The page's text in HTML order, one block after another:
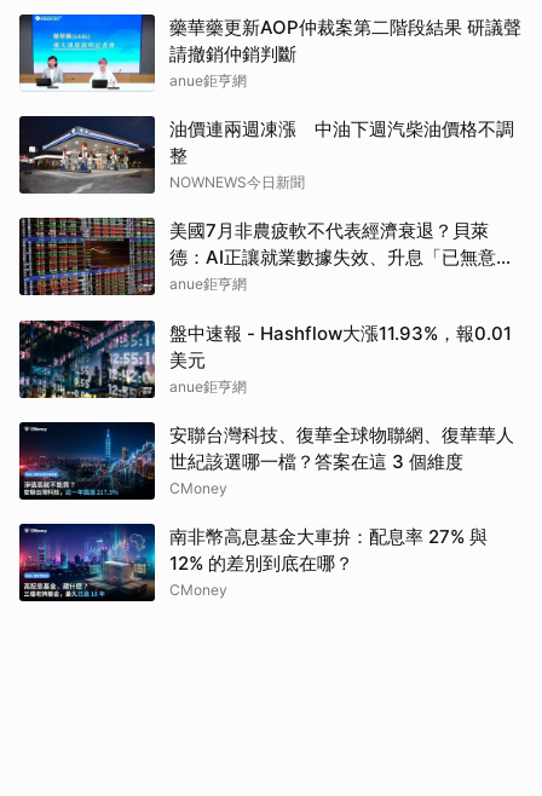
藥華藥更新AOP仲裁案第二階段結果 研議聲
請撤銷仲銷判斷
anue鉅亨網
油價連兩週凍漲 中油下週汽柴油價格不調
整
NOWNEWS今日新聞
美國7月非農疲軟不代表經濟衰退？貝萊
德：AI正讓就業數據失效、升息「已無意
義」
anue鉅亨網
盤中速報 - Hashflow大漲11.93%，報0.01
美元
anue鉅亨網
安聯台灣科技、復華全球物聯網、復華華人
世紀該選哪一檔？答案在這 3 個維度
CMoney
南非幣高息基金大車拚：配息率 27% 與
12% 的差別到底在哪？
CMoney